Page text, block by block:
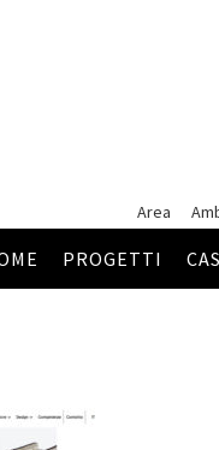
Area
PROGETTI